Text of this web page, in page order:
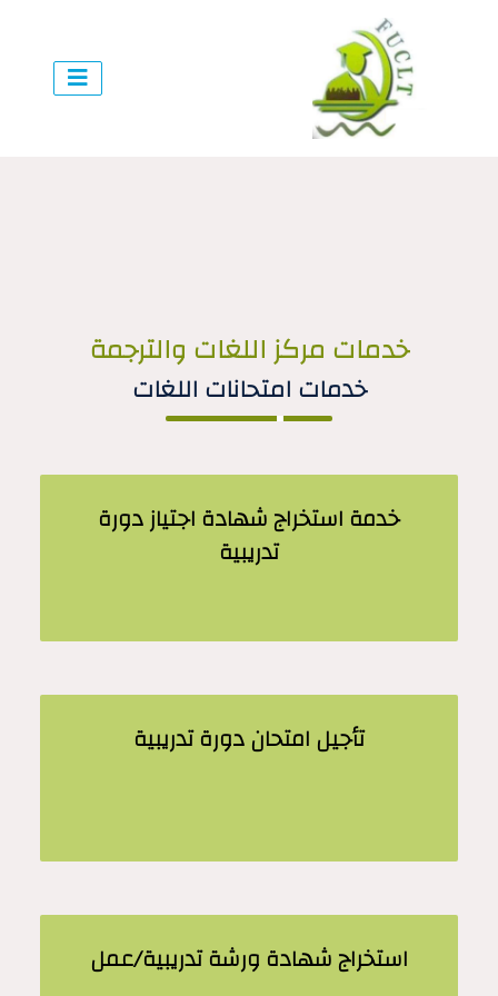
خدمات مركز اللغات والترجمة
خدمات امتحانات اللغات
خدمة استخراج شهادة اجتياز دورة
تدريبية
تأجيل امتحان دورة تدريبية
استخراج شهادة ورشة تدريبية/عمل